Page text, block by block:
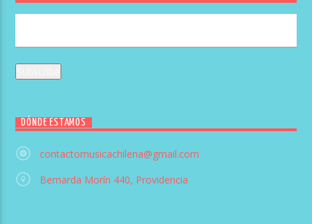
DÓNDE ESTAMOS
contactomusicachilena@gmail.com
Bernarda Morín 440, Providencia